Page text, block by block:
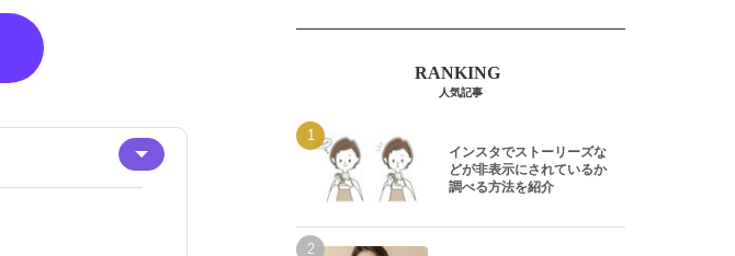
人気記事
インスタでストーリーズな
どが非表示にされているか
調べる方法を紹介